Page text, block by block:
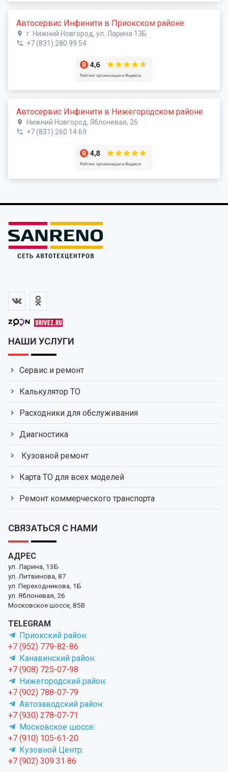
Автосервис Инфинити в Приокском районе
г. Нижний Новгород, ул. Ларина 13Б
+7 (831) 280 99 54
Автосервис Инфинити в Нижегородском районе
Нижний Новгород, Яблоневая, 26
+7 (831) 260 14 69
НАШИ УСЛУГИ
Сервис и ремонт
Калькулятор ТО
Расходники для обслуживания
Диагностика
Кузовной ремонт
Карта ТО для всех моделей
Ремонт коммерческого транспорта
СВЯЗАТЬСЯ С НАМИ
АДРЕС
ул. Ларина, 13Б
ул. Литвинова, 87
ул. Переходникова, 1Б
ул. Яблоневая, 26
Московское шоссе, 85В
TELEGRAM
Приокский район:
+7 (952) 779-82-86
Канавинский район:
+7 (908) 725-07-98
Нижегородский район:
+7 (902) 788-07-79
Автозаводский район:
+7 (930) 278-07-71
Московское шоссе:
+7 (910) 105-61-20
Кузовной Центр:
+7 (902) 309 31 86